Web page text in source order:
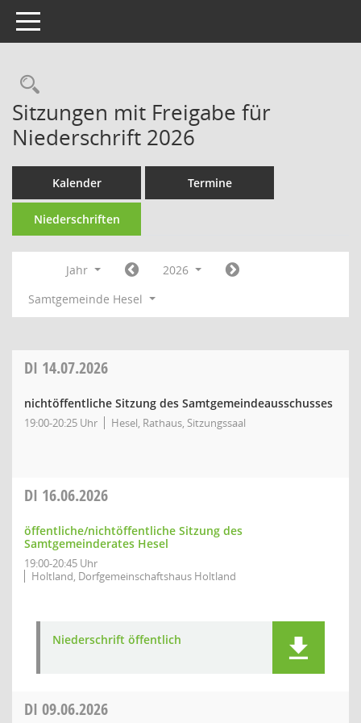
Toggle navigation
Rechercheauswahl
Sitzungen mit Freigabe für
Niederschrift 2026
Kalender Termine
Niederschriften
Jahr
2026
Samtgemeinde Hesel
DI 14.07.2026
nichtöffentliche Sitzung des Samtgemeindeausschusses
19:00-20:25 Uhr Hesel, Rathaus, Sitzungssaal
DI 16.06.2026
öffentliche/nichtöffentliche Sitzung des
Samtgemeinderates Hesel
19:00-20:45 Uhr
Holtland, Dorfgemeinschaftshaus Holtland
Niederschrift öffentlich
DI 09.06.2026